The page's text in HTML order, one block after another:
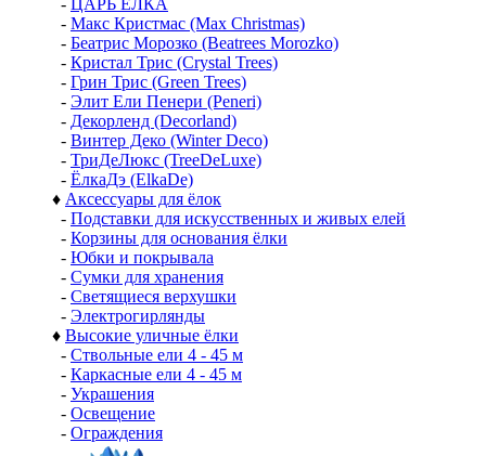
- ЦАРЬ ЁЛКА
- Макс Кристмас (Max Christmas)
- Беатрис Морозко (Beatrees Morozko)
- Кристал Трис (Crystal Trees)
- Грин Трис (Green Trees)
- Элит Ели Пенери (Peneri)
- Декорленд (Decorland)
- Винтер Деко (Winter Deco)
- ТриДеЛюкс (TreeDeLuxe)
- ЁлкаДэ (ElkaDe)
♦ Аксессуары для ёлок
- Подставки для искусственных и живых елей
- Корзины для основания ёлки
- Юбки и покрывала
- Сумки для хранения
- Светящиеся верхушки
- Электрогирлянды
♦ Высокие уличные ёлки
- Ствольные ели 4 - 45 м
- Каркасные ели 4 - 45 м
- Украшения
- Освещение
- Ограждения